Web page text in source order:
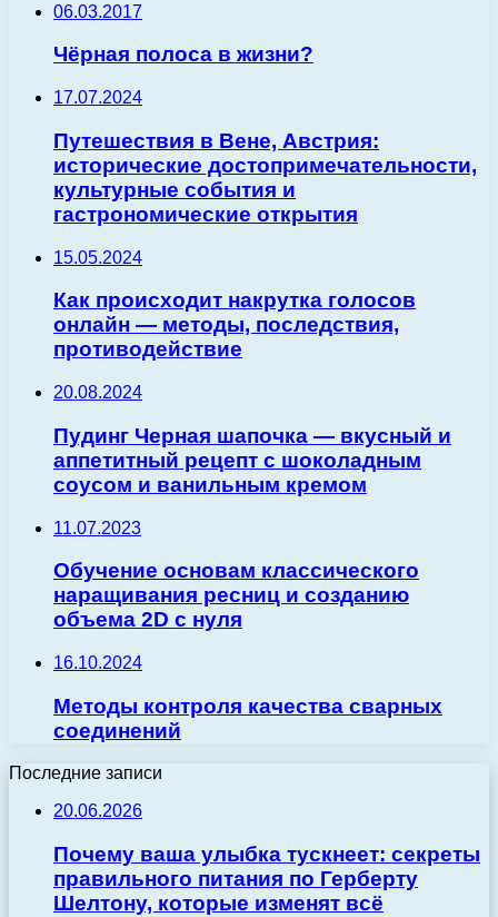
06.03.2017
Чёрная полоса в жизни?
17.07.2024
Путешествия в Вене, Австрия:
исторические достопримечательности,
культурные события и
гастрономические открытия
15.05.2024
Как происходит накрутка голосов
онлайн — методы, последствия,
противодействие
20.08.2024
Пудинг Черная шапочка — вкусный и
аппетитный рецепт с шоколадным
соусом и ванильным кремом
11.07.2023
Обучение основам классического
наращивания ресниц и созданию
объема 2D с нуля
16.10.2024
Методы контроля качества сварных
соединений
Последние записи
20.06.2026
Почему ваша улыбка тускнеет: секреты
правильного питания по Герберту
Шелтону, которые изменят всё